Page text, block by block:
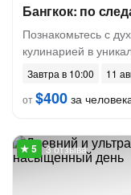
Бангкок: по
Познакомьтесь с
кулинарией в
Завтра в 10:00
11
от$400 за
3 отзыва